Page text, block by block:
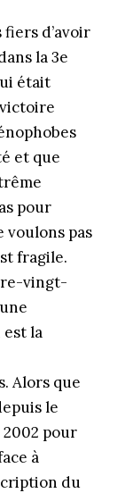
d’avoir
la 3e
était
et que
pour
voulons pas
fragile.
vingt-
est la
Alors que
le
pour
à
du